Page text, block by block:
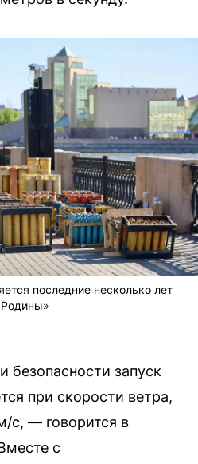
последние несколько лет
безопасности запуск
при скорости ветра,
с, — говорится в
с